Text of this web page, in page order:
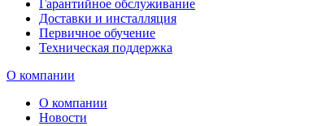
Гарантийное обслуживание
Доставки и инсталляция
Первичное обучение
Техническая поддержка
О компании
О компании
Новости